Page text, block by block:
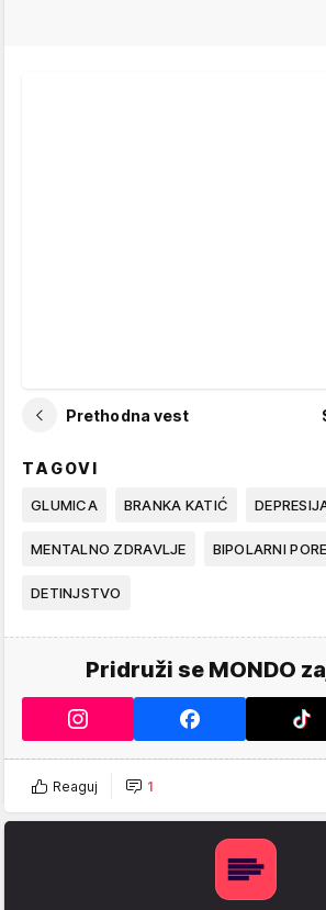
Prethodna vest
TAGOVI
GLUMICA BRANKA KATIĆ
MENTALNO ZDRAVLJE BIPOLARNI
DETINJSTVO
Pridruži se MONDO
Reaguj 1